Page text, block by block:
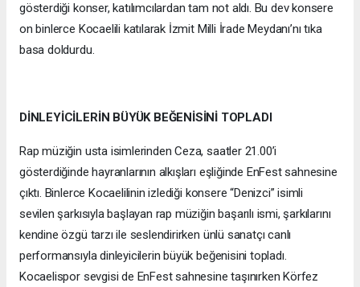
gösterdiği konser, katılımcılardan tam not aldı. Bu dev konsere
on binlerce Kocaelili katılarak İzmit Milli İrade Meydanı’nı tıka
basa doldurdu.
DİNLEYİCİLERİN BÜYÜK BEĞENİSİNİ TOPLADI
Rap müziğin usta isimlerinden Ceza, saatler 21.00’i
gösterdiğinde hayranlarının alkışları eşliğinde EnFest sahnesine
çıktı. Binlerce Kocaelilinin izlediği konsere “Denizci” isimli
sevilen şarkısıyla başlayan rap müziğin başarılı ismi, şarkılarını
kendine özgü tarzı ile seslendirirken ünlü sanatçı canlı
performansıyla dinleyicilerin büyük beğenisini topladı.
Kocaelispor sevgisi de EnFest sahnesine taşınırken Körfez